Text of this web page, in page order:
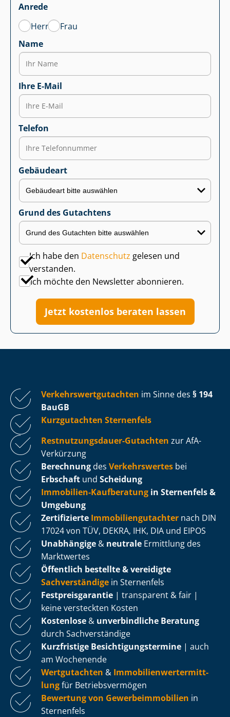
Anrede
Herr
Frau
Name
Ihre E-Mail
Telefon
Gebäudeart
Grund des Gutachtens
Ich habe den Datenschutz gelesen und
verstanden.
Ich möchte den Newsletter abonnieren.
Jetzt kostenlos beraten lassen
Ver­kehrs­wert­gut­ach­ten im Sinne des § 194
BauGB
Kurzgutachten Sternenfels
Rest­nut­zungs­dau­er-Gutachten zur AfA-
Verkürzung
Berechnung des Verkehrswertes bei
Erbschaft und Scheidung
Immobilien-Kaufberatung in Sternenfels &
Umgebung
Zertifizierte Im­mo­bi­li­en­gut­ach­ter nach DIN
17024 von TÜV, DEKRA, IHK, DIA und EIPOS
Unabhängige & neutrale Ermittlung des
Marktwertes
Öffentlich bestellte & vereidigte
Sachverständige in Sternenfels
Fest­preis­ga­ran­tie | transparent & fair |
keine versteckten Kosten
Kostenlose & unverbindliche Beratung
durch Sachverständige
Kurzfristige Be­sich­ti­gungs­ter­mi­ne | auch
am Wochenende
Wertgutachten & Im­mo­bi­li­en­wert­ermitt­
lungfür Be­triebs­ver­mö­gen
Bewertung von Ge­wer­be­im­mo­bi­li­en in
Sternenfels